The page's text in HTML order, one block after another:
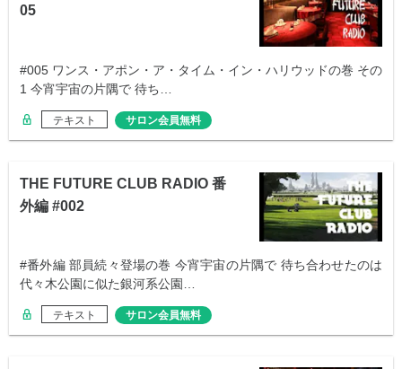
05
#005 ワンス・アポン・ア・タイム・イン・ハリウッドの巻 その
1 今宵宇宙の片隅で 待ち…
テキスト サロン会員無料
THE FUTURE CLUB RADIO 番
外編 #002
#番外編 部員続々登場の巻 今宵宇宙の片隅で 待ち合わせたのは
代々木公園に似た銀河系公園…
テキスト サロン会員無料